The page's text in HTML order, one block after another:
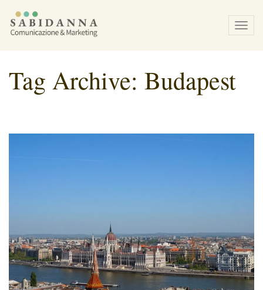
Tag Archive: Budapest